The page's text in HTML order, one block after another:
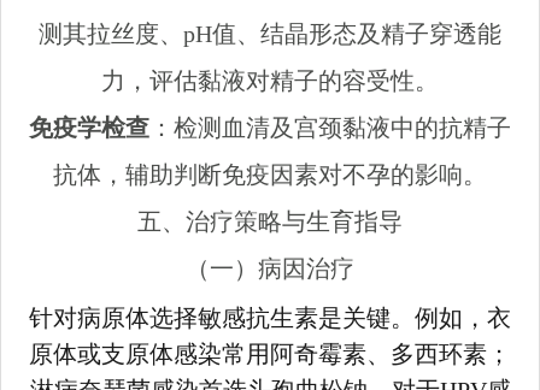
测其拉丝度、pH值、结晶形态及精子穿透能
力，评估黏液对精子的容受性。
免疫学检查 ：检测血清及宫颈黏液中的抗精子
抗体，辅助判断免疫因素对不孕的影响。
五、治疗策略与生育指导
（一）病因治疗
针对病原体选择敏感抗生素是关键。例如，衣
原体或支原体感染常用阿奇霉素、多西环素；